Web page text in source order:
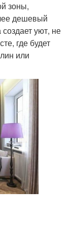
зоны,
дешевый
уют, не
где будет
или